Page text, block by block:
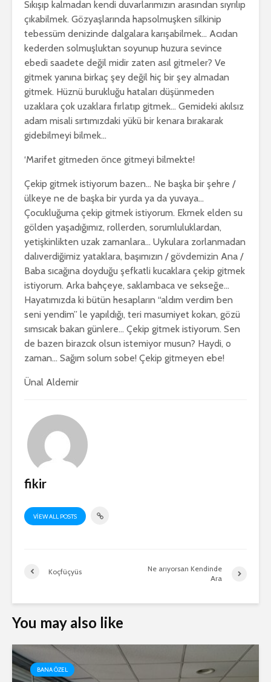
Sıkışıp kalmadan kendi duvarlarımızın arasından sıyrılıp
çıkabilmek. Gözyaşlarında hapsolmuşken silkinip
tebessüm denizinde dalgalara karışabilmek… Acıdan
kederden solmuşluktan soyunup huzura sevince
ebedi saadete değil midir zaten asıl gitmeler? Ve
gitmek yanına birkaç şey değil hiç bir şey almadan
gitmek. Hüznü burukluğu hataları düşünmeden
uzaklara çok uzaklara fırlatıp gitmek… Gemideki akılsız
adam misali sırtımızdaki yükü bir kenara bırakarak
gidebilmeyi bilmek…
‘Marifet gitmeden önce gitmeyi bilmekte!
Çekip gitmek istiyorum bazen… Ne başka bir şehre /
ülkeye ne de başka bir yurda ya da yuvaya…
Çocukluğuma çekip gitmek istiyorum. Ekmek elden su
gölden yaşadığımız, rollerden, sorumluluklardan,
yetişkinlikten uzak zamanlara… Uykulara zorlanmadan
dalıverdiğimiz yataklara, başımızın / gövdemizin Ana /
Baba sıcağına doyduğu şefkatli kucaklara çekip gitmek
istiyorum. Arka bahçeye, saklambaca ve sekseğe…
Hayatımızda ki bütün hesapların “aldım verdim ben
seni yendim” le yapıldığı, teri masumiyet kokan, gözü
sımsıcak bakan günlere… Çekip gitmek istiyorum. Sen
de bazen birazcık olsun istemiyor musun? Haydi, o
zaman… Sağım solum sobe! Çekip gitmeyen ebe!
Ünal Aldemir
fikir
VIEW ALL POSTS
Koçfüçyüs
Ne arıyorsan Kendinde
Ara
You may also like
BANA ÖZEL